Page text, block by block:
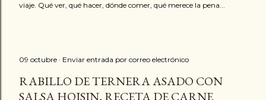
viaje. Qué ver, qué hacer, dónde comer, qué merece la pena...
09 octubre Enviar entrada por correo electrónico
RABILLO DE TERNERA ASADO CON
SALSA HOISIN, RECETA DE CARNE